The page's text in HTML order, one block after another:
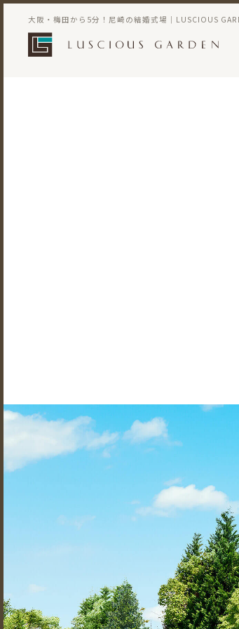
大阪・梅田から5分！尼崎の結婚式場｜LUSCIOUS